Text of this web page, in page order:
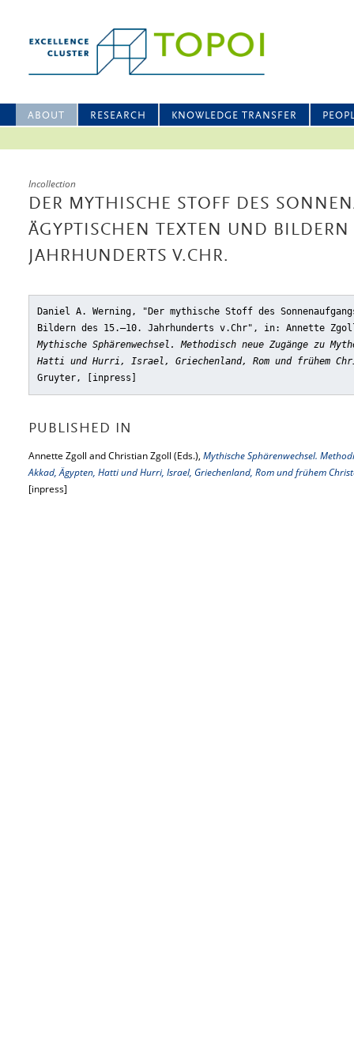
ABOUT RESEARCH KNOWLEDGE TRANSFER
Incollection
DER MYTHISCHE STOFF DES
ÄGYPTISCHEN TEXTEN UND BILDERN
JAHRHUNDERTS V.CHR.
Daniel A. Werning, "Der mythische Stoff des
Bildern des 15.–10. Jahrhunderts v.Chr" , in: Annette
Mythische Sphärenwechsel. Methodisch neue Zugänge zu
Hatti und Hurri, Israel, Griechenland, Rom und frühem
Gruyter, [inpress]
PUBLISHED IN
Annette Zgoll and Christian Zgoll (Eds.), Mythische Sphärenwechsel.
Akkad, Ägypten, Hatti und Hurri, Israel, Griechenland, Rom und frühem
[inpress]